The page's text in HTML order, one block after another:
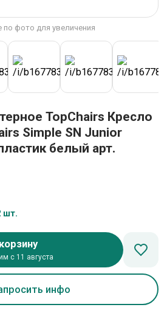
по фото для увеличения
TopChairs Кресло
Simple SN Junior
белый арт.
шт.
с 11 августа
инфо